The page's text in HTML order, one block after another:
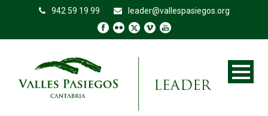
942 59 19 99 leader@vallespasiegos.org